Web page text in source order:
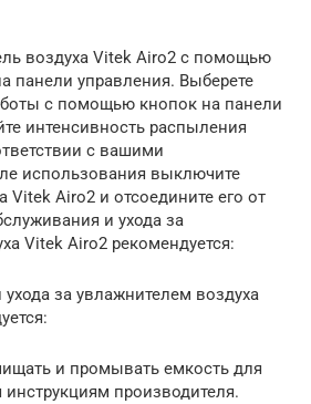
воздуха Vitek Airo2 с помощью
панели управления. Выберете
с помощью кнопок на панели
интенсивность распыления
с вашими
использования выключите
Vitek Airo2 и отсоедините его от
и ухода за
Vitek Airo2 рекомендуется:
за увлажнителем воздуха
и промывать емкость для
инструкциям производителя.